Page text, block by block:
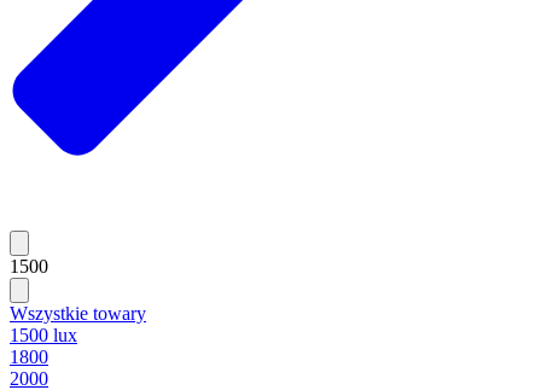
1500
Wszystkie towary
1500 lux
1800
2000